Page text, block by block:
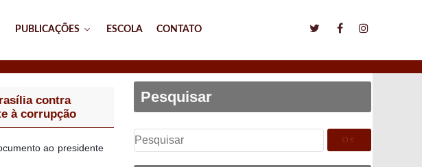
PUBLICAÇÕES ESCOLA CONTATO
contra
à corrupção
ao presidente
Pesquisar
Pesquisar
por: